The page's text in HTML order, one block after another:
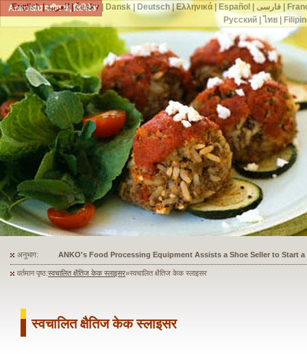
Ankoखाद्य मशीन कं, लिमिटेड
अनुभाग: ANKO's Food Processing Equipment Assists a Shoe Seller to Start
वर्तमान पृष्ठ:स्वचालित क्षैतिज केक स्लाइसर»स्वचालित क्षैतिज केक स्लाइसर
स्वचालित क्षैतिज केक स्लाइसर
English|العربية|česky| Dansk| Deutsch|Ελληνικά|Español فارسی|
Русский| ไทย|